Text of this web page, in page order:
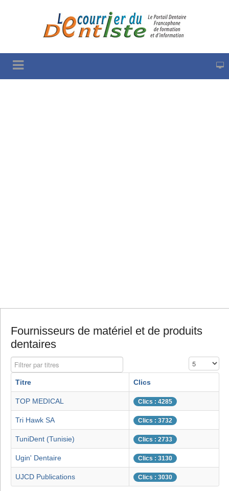
Fournisseurs de matériel et de produits
dentaires
Filtrer par titres Affichage #
Titre Clics
TOP MEDICAL Clics : 4285
Tri Hawk SA Clics : 3732
TuniDent (Tunisie) Clics : 2733
Ugin' Dentaire Clics : 3130
UJCD Publications Clics : 3030